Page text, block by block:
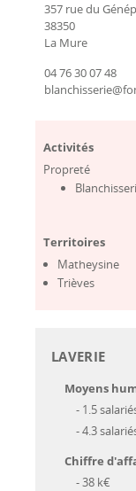
357 rue du
38350
La Mure
04 76 30 07 48
Activités
Propreté
Territoires
Matheysine
Trièves
LAVERIE
Moyens
- 1.5
- 4.3
Chiffre
- 38 k€